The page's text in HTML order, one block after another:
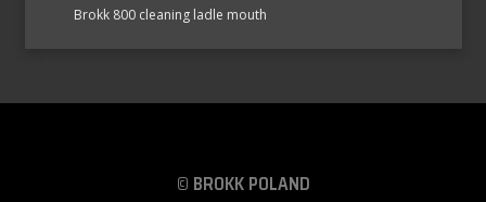
Brokk 800 cleaning ladle mouth
© BROKK POLAND